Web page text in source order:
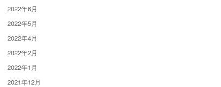
2022年6月
2022年5月
2022年4月
2022年2月
2022年1月
2021年12月